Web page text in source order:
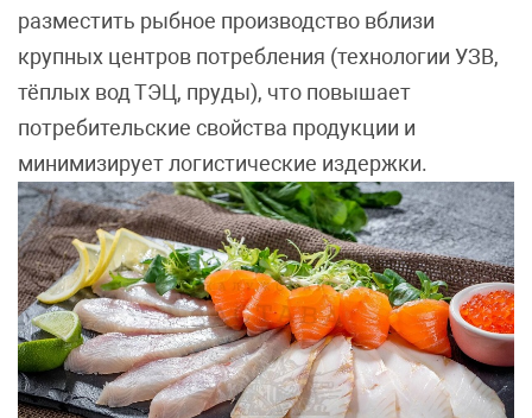
разместить рыбное производство вблизи
крупных центров потребления (технологии УЗВ,
тёплых вод ТЭЦ, пруды), что повышает
потребительские свойства продукции и
минимизирует логистические издержки.